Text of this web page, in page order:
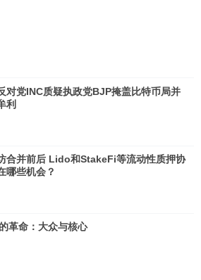
对党INC质疑执政党BJP掩盖比特币局并
利
合并前后 Lido和StakeFi等流动性质押协
哪些机会？
革命：大众与核心